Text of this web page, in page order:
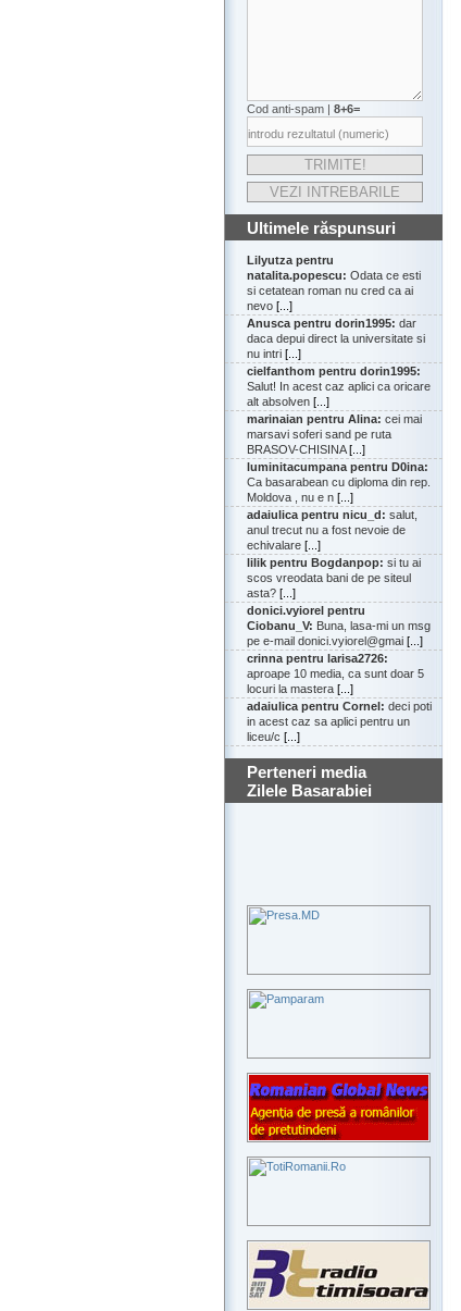
Cod anti-spam | 8+6=
Ultimele răspunsuri
Lilyutza pentru
natalita.popescu: Odata ce esti
si cetatean roman nu cred ca ai
nevo [...]
Anusca pentru dorin1995: dar
daca depui direct la universitate si
nu intri [...]
cielfanthom pentru dorin1995:
Salut! In acest caz aplici ca oricare
alt absolven [...]
marinaian pentru Alina: cei mai
marsavi soferi sand pe ruta
BRASOV-CHISINA[...]
luminitacumpana pentru D0ina:
Ca basarabean cu diploma din rep.
Moldova , nu e n [...]
adaiulica pentru nicu_d: salut,
anul trecut nu a fost nevoie de
echivalare [...]
lilik pentru Bogdanpop: si tu ai
scos vreodata bani de pe siteul
asta? [...]
donici.vyiorel pentru
Ciobanu_V: Buna, lasa-mi un msg
pe e-mail donici.vyiorel@gmai [...]
crinna pentru larisa2726:
aproape 10 media, ca sunt doar 5
locuri la mastera [...]
adaiulica pentru Cornel: deci poti
in acest caz sa aplici pentru un
liceu/c [...]
Perteneri media
Zilele Basarabiei